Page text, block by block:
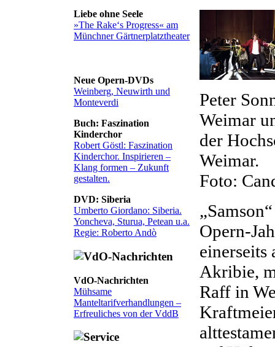
Liebe ohne Seele
»The Rake‘s Progress« am
Münchner Gärtnerplatztheater
Neue Opern-DVDs
Weinberg, Neuwirth und
Monteverdi
Buch: Faszination
Kinderchor
Robert Göstl: Faszination
Kinderchor. Inspirieren –
Klang formen – Zukunft
gestalten.
DVD: Siberia
Umberto Giordano: Siberia.
Yoncheva, Sturua, Petean u.a.
Regie: Roberto Andò
VdO-Nachrichten
Mühsame
Manteltarifverhandlungen –
Erfreuliches von der VddB
Peter
Weimar
der
Weimar.
Foto:
Opern-
einerseits
Akribie,
Raff in